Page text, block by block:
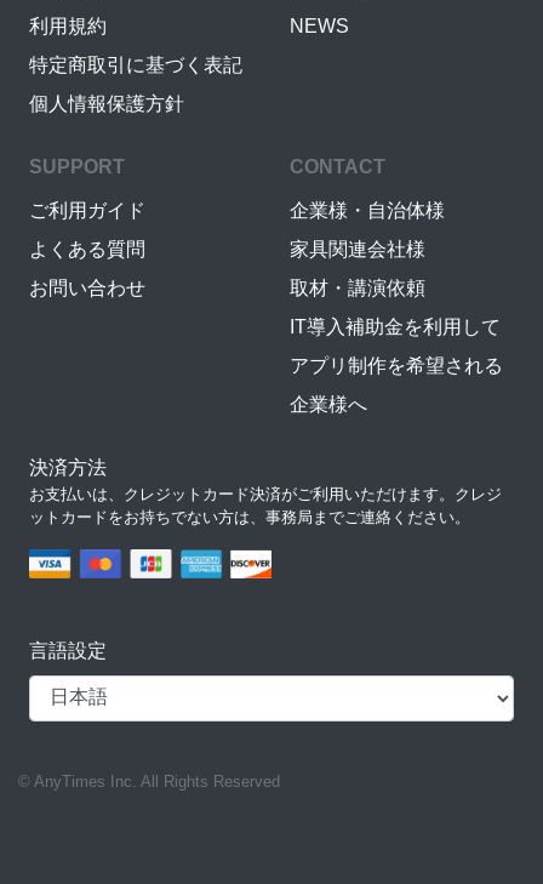
利用規約
特定商取引に基づく表記
個人情報保護方針
NEWS
SUPPORT
ご利用ガイド
よくある質問
お問い合わせ
CONTACT
企業様・自治体様
家具関連会社様
取材・講演依頼
IT導入補助金を利用して
アプリ制作を希望される
企業様へ
決済方法
お支払いは、クレジットカード決済がご利用いただけます。クレジ
ットカードをお持ちでない方は、事務局までご連絡ください。
言語設定
© AnyTimes Inc. All Rights Reserved